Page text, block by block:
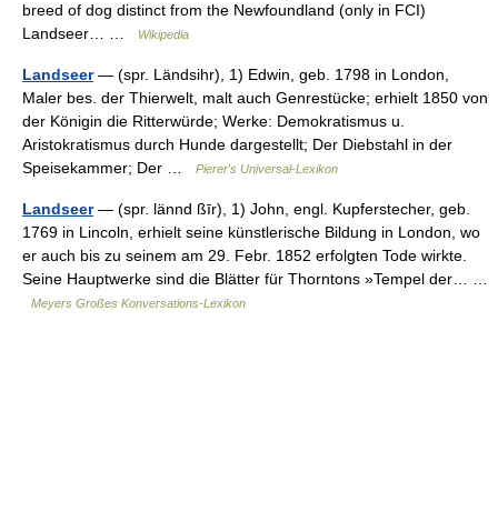
breed of dog distinct from the Newfoundland (only in FCI)
Landseer… …
Wikipedia
Landseer— (spr. Ländsihr), 1) Edwin, geb. 1798 in London,
Maler bes. der Thierwelt, malt auch Genrestücke; erhielt 1850 von
der Königin die Ritterwürde; Werke: Demokratismus u.
Aristokratismus durch Hunde dargestellt; Der Diebstahl in der
Speisekammer; Der …
Pierer's Universal-Lexikon
Landseer— (spr. lännd ßīr), 1) John, engl. Kupferstecher, geb.
1769 in Lincoln, erhielt seine künstlerische Bildung in London, wo
er auch bis zu seinem am 29. Febr. 1852 erfolgten Tode wirkte.
Seine Hauptwerke sind die Blätter für Thorntons »Tempel der… …
Meyers Großes Konversations-Lexikon